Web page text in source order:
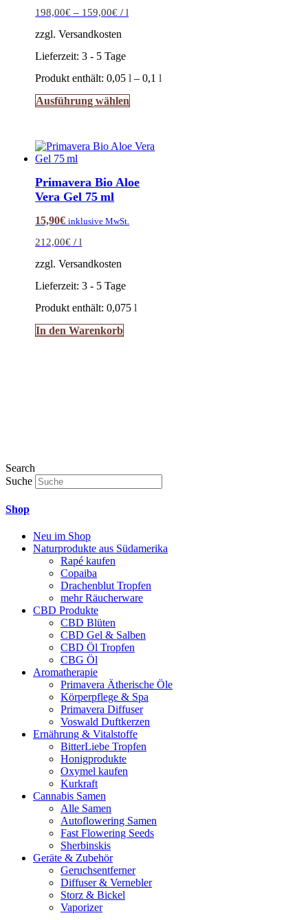
198,00€ – 159,00€ /l
zzgl. Versandkosten
Lieferzeit:3 - 5 Tage
Produkt enthält: 0,05l – 0,1l
Ausführung wählen
Varianten
Optionen
der
Primavera Bio Aloe
Vera Gel 75 ml
15,90€ inklusive MwSt.
212,00€ /l
zzgl. Versandkosten
Lieferzeit:3 - 5 Tage
Produkt enthält: 0,075l
In den Warenkorb
Search
Suche
Shop
Neu im Shop
Naturprodukte aus Südamerika
Rapé kaufen
Copaiba
Drachenblut Tropfen
mehr Räucherware
CBD Produkte
CBD Blüten
CBD Gel & Salben
CBD Öl Tropfen
CBG Öl
Aromatherapie
Primavera Ätherische Öle
Körperpflege & Spa
Primavera Diffuser
Voswald Duftkerzen
Ernährung & Vitalstoffe
BitterLiebe Tropfen
Honigprodukte
Oxymel kaufen
Kurkraft
Cannabis Samen
Alle Samen
Autoflowering Samen
Fast Flowering Seeds
Sherbinskis
Geräte & Zubehör
Geruchsentferner
Diffuser & Vernebler
Storz & Bickel
Vaporizer